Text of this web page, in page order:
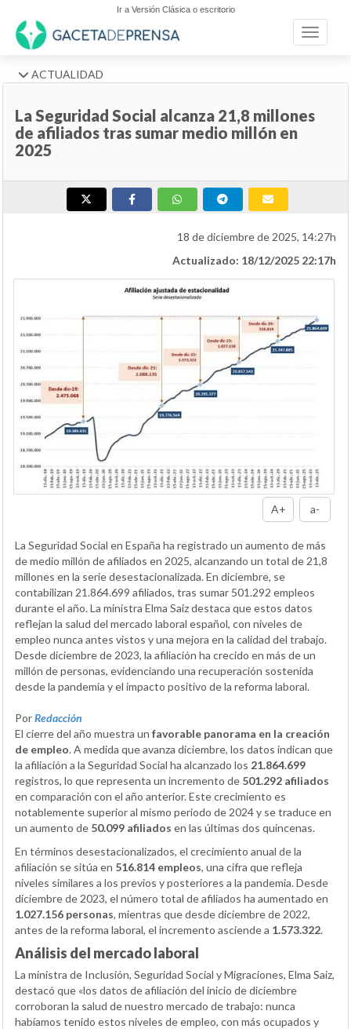
Ir a Versión Clásica o escritorio
Toggle
ACTUALIDAD
La Seguridad Social alcanza 21,8 millones
de afiliados tras sumar medio millón en
2025
18 de diciembre de 2025, 14:27h
Actualizado: 18/12/2025 22:17h
A+ a-
La Seguridad Social en España ha registrado un aumento de más
de medio millón de afiliados en 2025, alcanzando un total de 21,8
millones en la serie desestacionalizada. En diciembre, se
contabilizan 21.864.699 afiliados, tras sumar 501.292 empleos
durante el año. La ministra Elma Saiz destaca que estos datos
reflejan la salud del mercado laboral español, con niveles de
empleo nunca antes vistos y una mejora en la calidad del trabajo.
Desde diciembre de 2023, la afiliación ha crecido en más de un
millón de personas, evidenciando una recuperación sostenida
desde la pandemia y el impacto positivo de la reforma laboral.
PorRedacción
El cierre del año muestra un favorable panorama en la creación
de empleo. A medida que avanza diciembre, los datos indican que
la afiliación a la Seguridad Social ha alcanzado los 21.864.699
registros, lo que representa un incremento de 501.292 afiliados
en comparación con el año anterior. Este crecimiento es
notablemente superior al mismo periodo de 2024 y se traduce en
un aumento de 50.099 afiliados en las últimas dos quincenas.
En términos desestacionalizados, el crecimiento anual de la
afiliación se sitúa en 516.814 empleos, una cifra que refleja
niveles similares a los previos y posteriores a la pandemia. Desde
diciembre de 2023, el número total de afiliados ha aumentado en
1.027.156 personas, mientras que desde diciembre de 2022,
antes de la reforma laboral, el incremento asciende a 1.573.322.
Análisis del mercado laboral
La ministra de Inclusión, Seguridad Social y Migraciones, Elma Saiz,
destacó que «los datos de afiliación del inicio de diciembre
corroboran la salud de nuestro mercado de trabajo: nunca
habíamos tenido estos niveles de empleo, con más ocupados y